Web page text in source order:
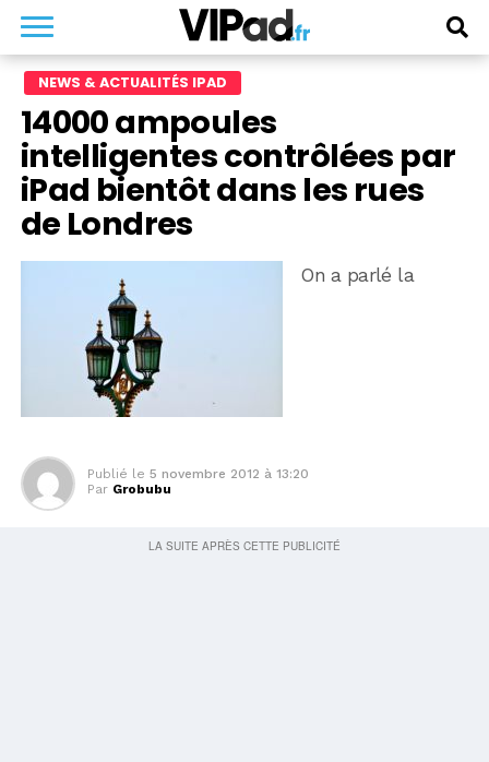
NEWS & ACTUALITÉS IPAD
14000 ampoules
intelligentes contrôlées par
iPad bientôt dans les rues
de Londres
On a parlé la
Publié le 5 novembre 2012 à 13:20
Par Grobubu